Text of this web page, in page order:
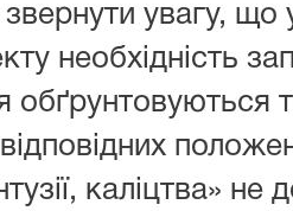
увагу, що
необхідність
обґрунтовуються
відповідних
каліцтва»